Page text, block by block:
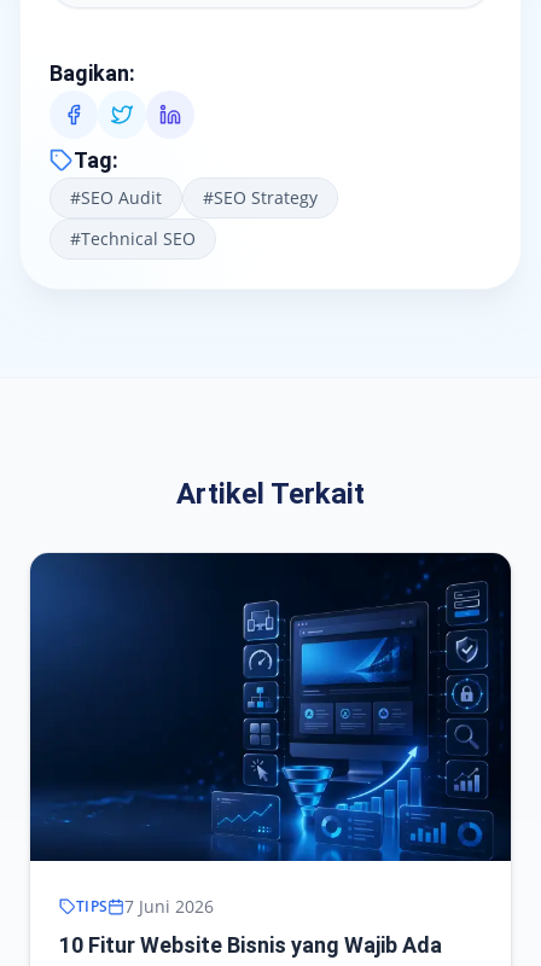
Bagikan:
Tag:
#SEO Audit #SEO Strategy
#Technical SEO
Artikel Terkait
TIPS 7 Juni 2026
10 Fitur Website Bisnis yang Wajib Ada